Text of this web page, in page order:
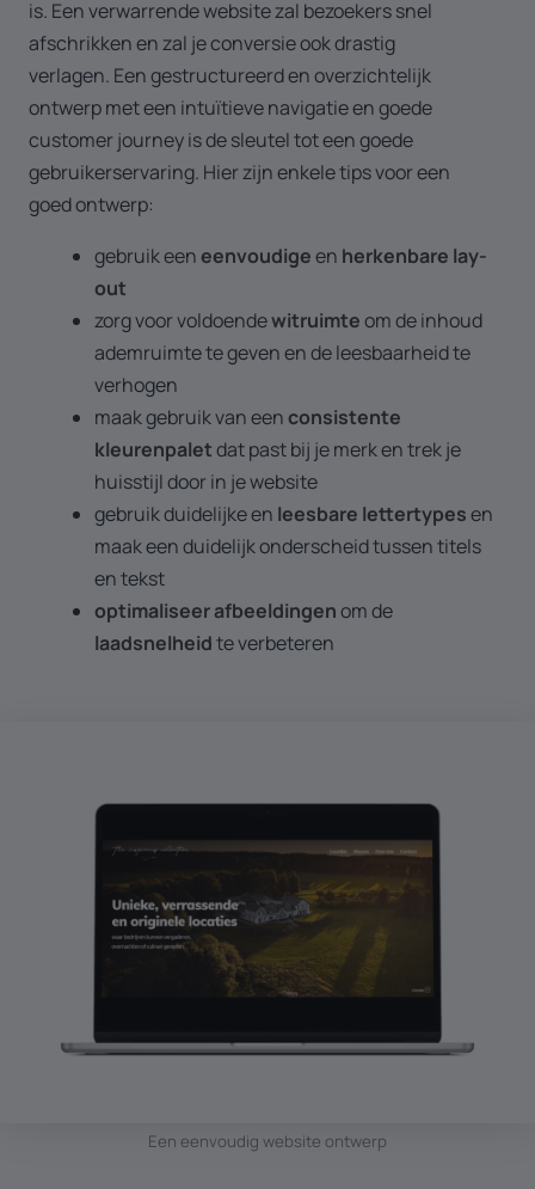
is. Een verwarrende website zal bezoekers snel
afschrikken en zal je conversie ook drastig
verlagen. Een gestructureerd en overzichtelijk
ontwerp met een intuïtieve navigatie en goede
customer journey is de sleutel tot een goede
gebruikerservaring. Hier zijn enkele tips voor een
goed ontwerp:
gebruik eeneenvoudigeen herkenbare lay-
out
zorg voor voldoendewitruimteom de inhoud
ademruimte te geven en de leesbaarheid te
verhogen
maak gebruik van eenconsistente
kleurenpaletdat past bij je merk en trek je
huisstijl door in je website
gebruik duidelijke en leesbare lettertypesen
maak een duidelijk onderscheid tussen titels
en tekst
optimaliseer afbeeldingenom de
laadsnelheidte verbeteren
Een eenvoudig website ontwerp